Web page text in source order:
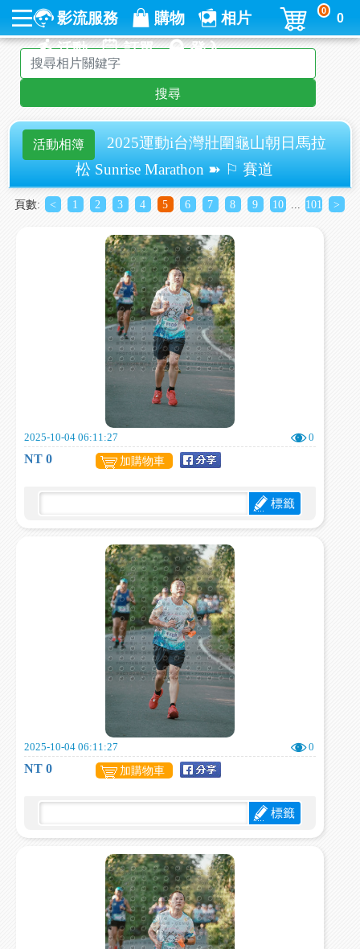
影流服務 購物
相片
活動
訂單 登入
0
0
搜尋
活動相簿
2025運動i台灣壯圍龜山朝日馬拉
松 Sunrise Marathon ➽ ⚐ 賽道
頁數: < 1 2 3 4 5 6 7 8 9 10 101 >
2025-10-04 06:11:27 0
NT 0 加購物車
標籤
2025-10-04 06:11:27 0
NT 0 加購物車
標籤